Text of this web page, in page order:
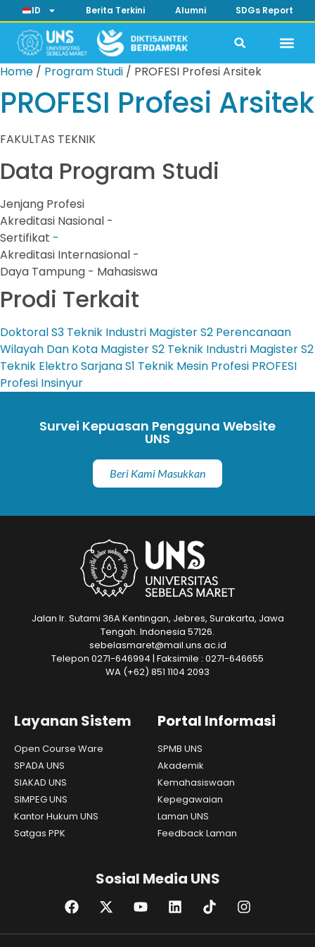
ID Berita Terkini Alumni SDGs Report
Home / Program Studi / PROFESI Profesi Arsitek
PROFESI Profesi Arsitek
FAKULTAS TEKNIK
Data Program Studi
Jenjang Profesi
Akreditasi Nasional -
Sertifikat -
Akreditasi Internasional -
Daya Tampung - Mahasiswa
Prodi Terkait
DoktoralS3 Teknik Industri MagisterS2 Perencanaan
Wilayah Dan Kota MagisterS2 Teknik Industri MagisterS2
Teknik ElektroSarjanaS1 Teknik Mesin Profesi PROFESI
Profesi Insinyur
Survei Kepuasan Pengguna Website
UNS
Beri Kami Masukkan
Jalan Ir. Sutami 36A Kentingan, Jebres, Surakarta, Jawa
Tengah. Indonesia 57126.
sebelasmaret@mail.uns.ac.id
Telepon 0271-646994 | Faksimile : 0271-646655
WA (+62) 851 1104 2093
Layanan Sistem
Open Course Ware
SPADA UNS
SIAKAD UNS
SIMPEG UNS
Kantor Hukum UNS
Satgas PPK
Portal Informasi
SPMB UNS
Akademik
Kemahasiswaan
Kepegawaian
Laman UNS
Feedback Laman
Sosial Media UNS